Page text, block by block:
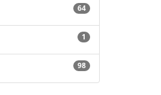
64
1
98